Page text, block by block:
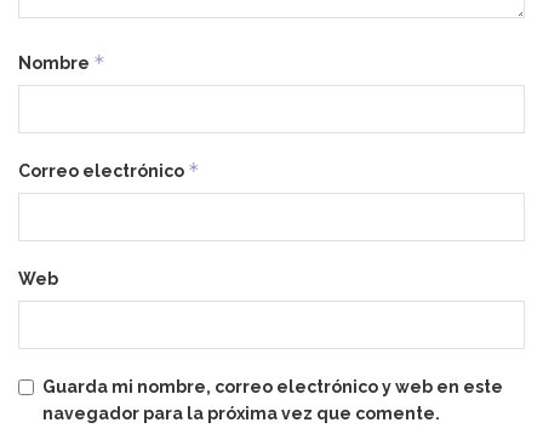
Nombre *
Correo electrónico *
Web
Guarda mi nombre, correo electrónico y web en este
navegador para la próxima vez que comente.